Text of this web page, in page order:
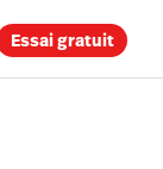
Essai gratuit